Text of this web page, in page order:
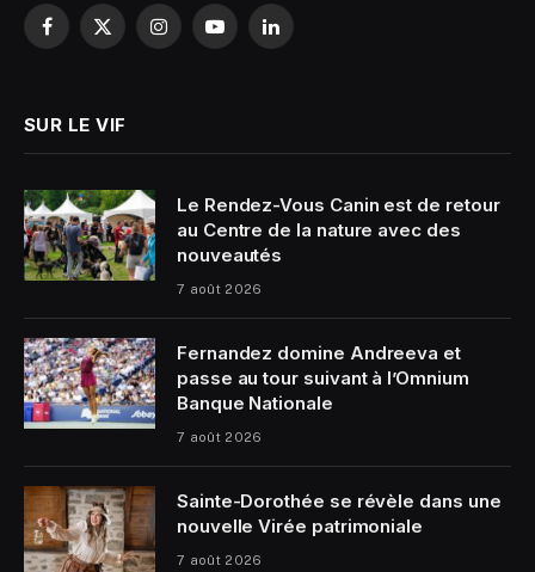
Facebook
X
InstagramYouTubeLinkedIn
SUR LE VIF
Le Rendez-Vous Canin est de retour
au Centre de la nature avec des
nouveautés
7 août 2026
Fernandez domine Andreeva et
passe au tour suivant à l’Omnium
Banque Nationale
7 août 2026
Sainte-Dorothée se révèle dans une
nouvelle Virée patrimoniale
7 août 2026